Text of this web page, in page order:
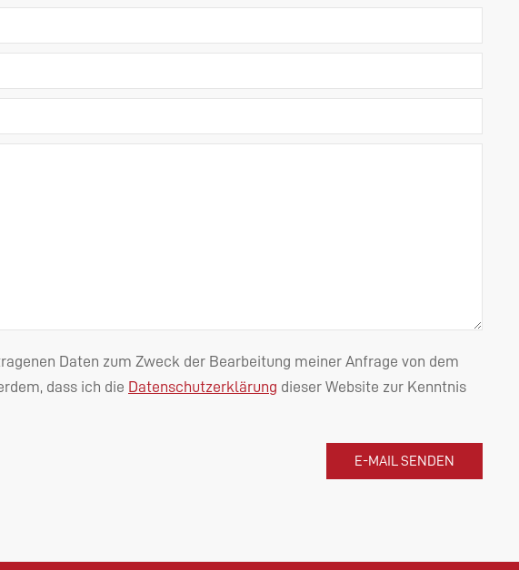
Daten zum Zweck der Bearbeitung meiner Anfrage von dem
dass ich die Datenschutzerklärung dieser Website zur Kenntnis